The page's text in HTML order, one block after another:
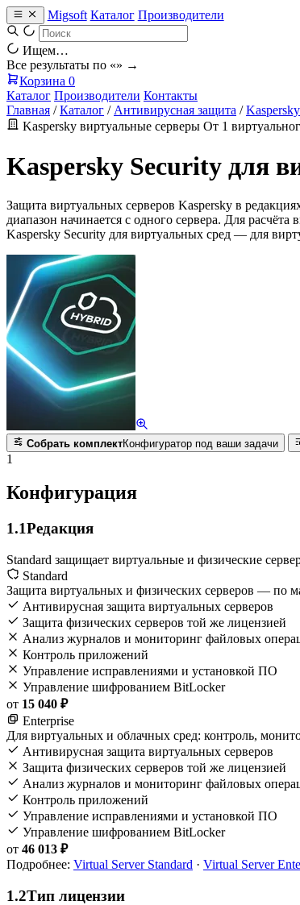
Migsoft Каталог Производители
Ищем…
Все результаты по «» →
Корзина 0
Каталог Производители Контакты
Главная / Каталог / Антивирусная защита / Kaspersky
Kaspersky виртуальные серверы От 1
Kaspersky Security для
Защита виртуальных серверов Kaspersky в
диапазон начинается с одного сервера. Для
Kaspersky Security для виртуальных сред — для
Собрать комплектКонфигуратор под ваши задачи
1
Конфигурация
1.1Редакция
Standard защищает виртуальные и физические
Standard
Защита виртуальных и физических серверов — по
Антивирусная защита виртуальных серверов
Защита физических серверов той же лицензией
Анализ журналов и мониторинг файловых
Контроль приложений
Управление исправлениями и установкой ПО
Управление шифрованием BitLocker
от 15 040 ₽
Enterprise
Для виртуальных и облачных сред: контроль,
Антивирусная защита виртуальных серверов
Защита физических серверов той же лицензией
Анализ журналов и мониторинг файловых
Контроль приложений
Управление исправлениями и установкой ПО
Управление шифрованием BitLocker
от 46 013 ₽
Подробнее: Virtual Server Standard · Virtual Server
1.2Тип лицензии